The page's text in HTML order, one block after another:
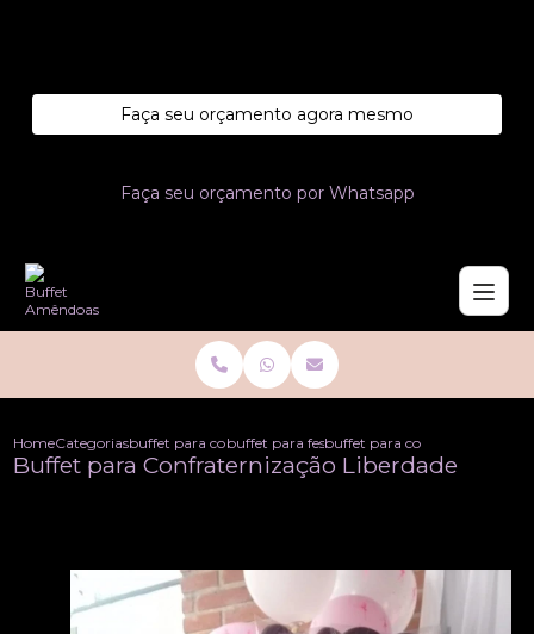
Faça seu orçamento agora mesmo
Faça seu orçamento por Whatsapp
HomeCategoriasbuffet para confraternizacoes
buffet para festa de confraternizacao de
buffet para confraternizacao
Buffet para Confraternização Liberdade